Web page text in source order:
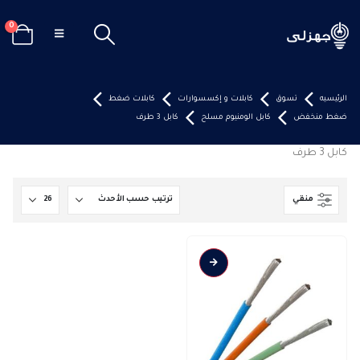
0
الرئيسيه تسوق كابلات و إكسسوارات كابلات ضغط
ضغط منخفض كابل الومنيوم مسلح كابل 3 طرف
كابل 3 طرف
منقي